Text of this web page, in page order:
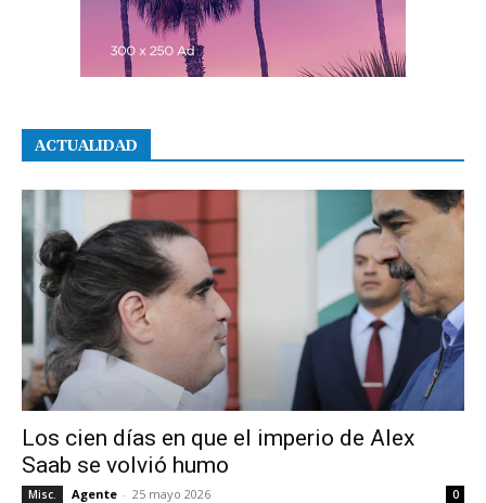
ACTUALIDAD
Los cien días en que el imperio de Alex
Saab se volvió humo
Misc. Agente - 25 mayo 2026 0